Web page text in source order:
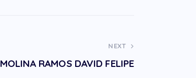
NEXT
MOLINA RAMOS DAVID FELIPE